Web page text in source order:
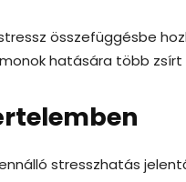
összefüggésbe
hatására több zsírt
stresszhatás